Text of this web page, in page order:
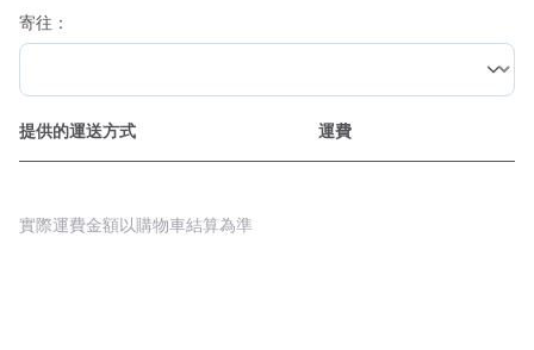
寄往：
提供的運送方式 運費
實際運費金額以購物車結算為準